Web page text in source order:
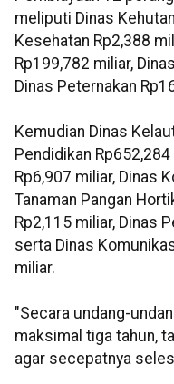
meliputi Dinas
Kesehatan Rp2,388
Rp199,782 miliar,
Dinas Peternakan
Kemudian Dinas
Pendidikan
Rp6,907 miliar, Dinas
Tanaman Pangan
Rp2,115 miliar, Dinas
serta Dinas
miliar.
"Secara undang-
maksimal tiga tahun,
agar secepatnya